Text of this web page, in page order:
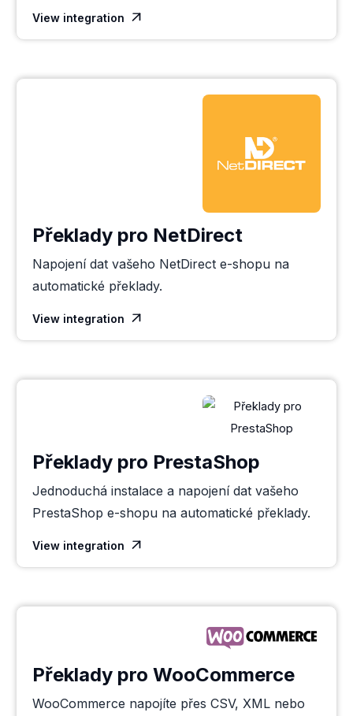
View integration 
Překlady pro NetDirect
Napojení dat vašeho NetDirect e-shopu na
automatické překlady.
View integration 
Překlady pro PrestaShop
Jednoduchá instalace a napojení dat vašeho
PrestaShop e-shopu na automatické překlady.
View integration 
Překlady pro WooCommerce
WooCommerce napojíte přes CSV, XML nebo